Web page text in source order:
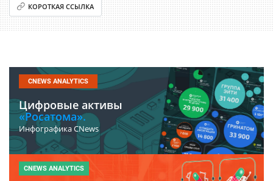
КОРОТКАЯ ССЫЛКА
CNEWS ANALYTICS
Цифровые активы
«Росатома».
Инфографика CNews
CNEWS ANALYTICS